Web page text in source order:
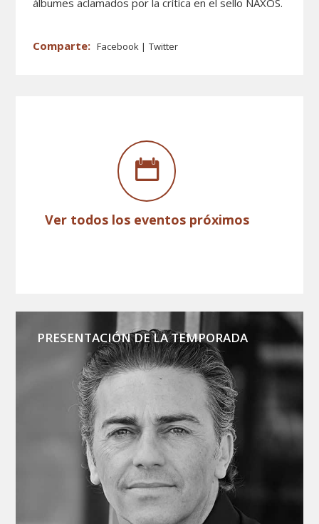
álbumes aclamados por la crítica en el sello NAXOS.
Facebook Twitter
Ver todos los eventos próximos
PRESENTACIÓN DE LA TEMPORADA